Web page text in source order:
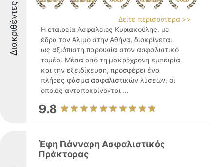
Διακριθέντες
Δείτε περισσότερα >>
Η εταιρεία Ασφάλειες Κυριακούλης, με
έδρα τον Άλιμο στην Αθήνα, διακρίνεται
ως αξιόπιστη παρουσία στον ασφαλιστικό
τομέα. Μέσα από τη μακρόχρονη εμπειρία
και την εξειδίκευση, προσφέρει ένα
πλήρες φάσμα ασφαλιστικών λύσεων, οι
οποίες ανταποκρίνονται ...
9.8
Έφη Γιάνναρη Ασφαλιστικός
Πράκτορας